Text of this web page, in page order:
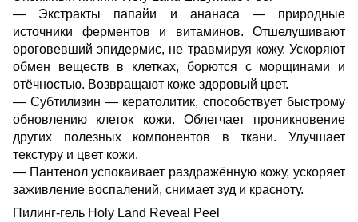
— Экстракты папайи и ананаса — природные
источники ферментов и витаминов. Отшелушивают
ороговевший эпидермис, не травмируя кожу. Ускоряют
обмен веществ в клетках, борются с морщинами и
отёчностью. Возвращают коже здоровый цвет.
— Субтилизин — кератолитик, способствует быстрому
обновлению клеток кожи. Облегчает проникновение
других полезных компонентов в ткани. Улучшает
текстуру и цвет кожи.
— Пантенол успокаивает раздражённую кожу, ускоряет
заживление воспалений, снимает зуд и красноту.
Пилинг-гель Holy Land Reveal Peel